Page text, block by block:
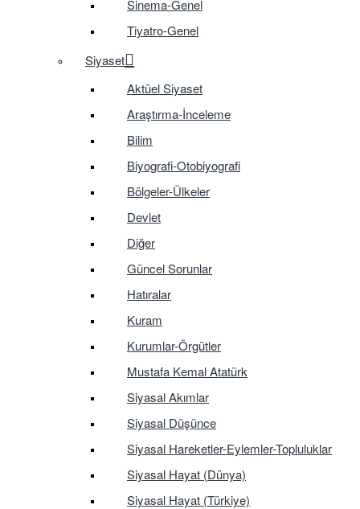
Sinema-Genel
Tiyatro-Genel
Siyaset
Aktüel Siyaset
Araştırma-İnceleme
Bilim
Biyografi-Otobiyografi
Bölgeler-Ülkeler
Devlet
Diğer
Güncel Sorunlar
Hatıralar
Kuram
Kurumlar-Örgütler
Mustafa Kemal Atatürk
Siyasal Akımlar
Siyasal Düşünce
Siyasal Hareketler-Eylemler-Topluluklar
Siyasal Hayat (Dünya)
Siyasal Hayat (Türkiye)